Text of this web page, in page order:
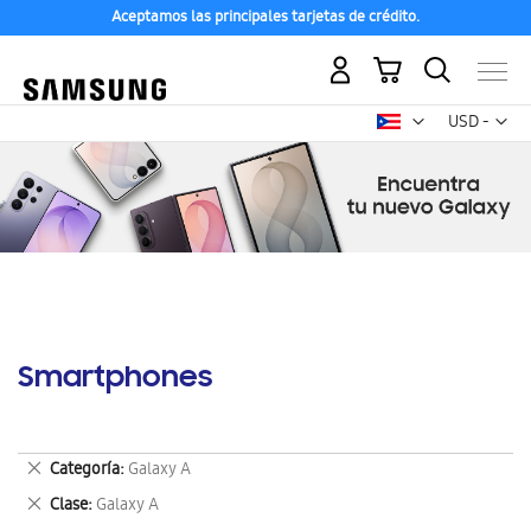
Aceptamos las principales tarjetas de crédito.
USD -
dólar
Mi carrito
Smartphones
Categoría Galaxy A
Eliminar
este
artículo
Clase Galaxy A
Eliminar